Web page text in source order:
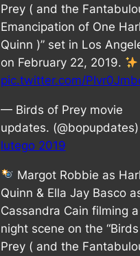
Prey ( and the
Emancipation of One
Quinn )” set in Los
on February 22, 2019.
pic.twitter.com/
— Birds of Prey movie
updates. (@bopupdates)
lutego 2019
Margot Robbie as
Quinn & Ella Jay Basco
Cassandra Cain filming a
night scene on the
Prey ( and the